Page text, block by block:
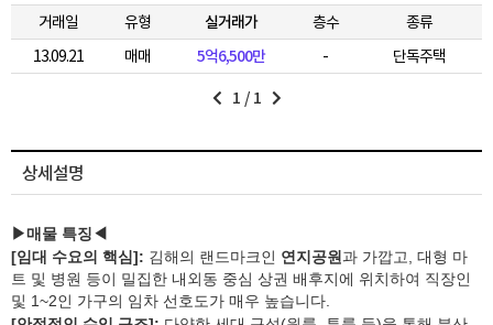
거래일 유형 실거래가 층수
종류
13.09.21
매매 5억6,500만 - 단독주택
1 / 1
상세설명
▶매물 특징◀
[임대 수요의 핵심]: 김해의 랜드마크인 연지공원과 가깝고, 대형 마
트 및 병원 등이 밀집한 내외동 중심 상권 배후지에 위치하여 직장인
및 1~2인 가구의 임차 선호도가 매우 높습니다.